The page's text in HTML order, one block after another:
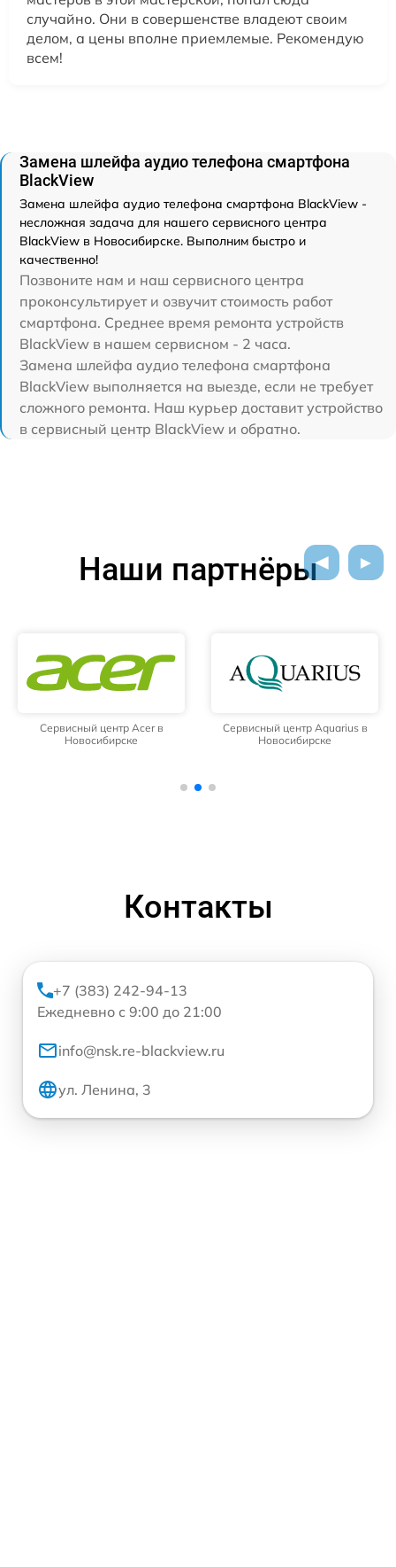
случайно. Они в совершенстве владеют своим
делом, а цены вполне приемлемые. Рекомендую
всем!
Замена шлейфа аудио телефона смартфона
BlackView
Замена шлейфа аудио телефона смартфона BlackView -
несложная задача для нашего сервисного центра
BlackView в Новосибирске. Выполним быстро и
качественно!
Позвоните нам и наш сервисного центра
проконсультирует и озвучит стоимость работ
смартфона. Среднее время ремонта устройств
BlackView в нашем сервисном - 2 часа.
Замена шлейфа аудио телефона смартфона
BlackView выполняется на выезде, если не требует
сложного ремонта. Наш курьер доставит устройство
в сервисный центр BlackView и обратно.
Наши партнёры
Сервисный центр Acer в
Новосибирске
Сервисный центр Aquarius в
Новосибирске
Контакты
+7 (383) 242-94-13
Ежедневно с 9:00 до 21:00
info@nsk.re-blackview.ru
ул. Ленина, 3